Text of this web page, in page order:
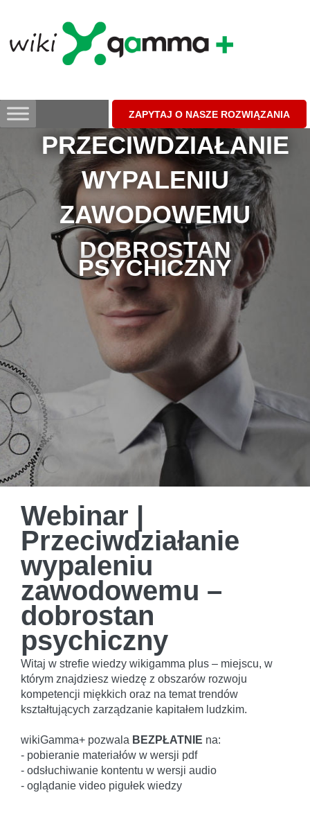
content
ZAPYTAJ O NASZE ROZWIĄZANIA
PRZECIWDZIAŁANIE
WYPALENIU
ZAWODOWEMU
DOBROSTAN
PSYCHICZNY
Webinar |
Przeciwdziałanie
wypaleniu
zawodowemu –
dobrostan
psychiczny
Witaj w strefie wiedzy wikigamma plus – miejscu, w
którym znajdziesz wiedzę z obszarów rozwoju
kompetencji miękkich oraz na temat trendów
kształtujących zarządzanie kapitałem ludzkim.
wikiGamma+ pozwala BEZPŁATNIE na:
- pobieranie materiałów w wersji pdf
- odsłuchiwanie kontentu w wersji audio
- oglądanie video pigułek wiedzy